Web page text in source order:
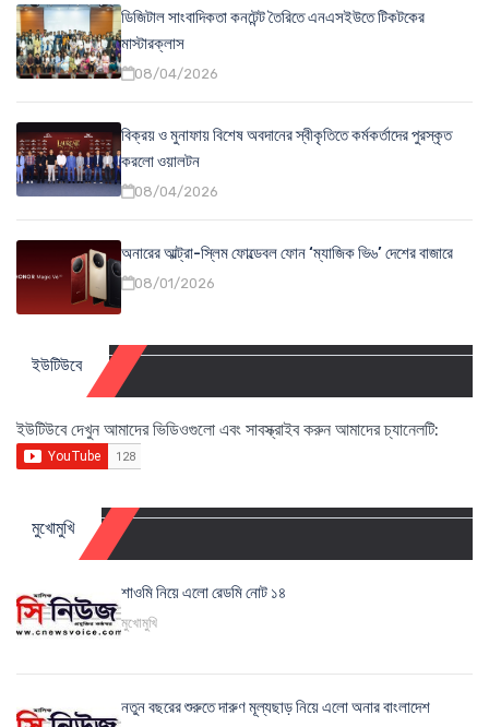
ডিজিটাল সাংবাদিকতা কনটেন্ট তৈরিতে এনএসইউতে টিকটকের
মাস্টারক্লাস
08/04/2026
বিক্রয় ও মুনাফায় বিশেষ অবদানের স্বীকৃতিতে কর্মকর্তাদের পুরস্কৃত
করলো ওয়ালটন
08/04/2026
অনারের আল্ট্রা-স্লিম ফোল্ডেবল ফোন ‘ম্যাজিক ভি৬’ দেশের বাজারে
08/01/2026
ইউটিউবে
ইউটিউবে দেখুন আমাদের ভিডিওগুলো এবং সাবস্ক্রাইব করুন আমাদের চ্যানেলটি:
মুখোমুখি
শাওমি নিয়ে এলো রেডমি নোট ১৪
মুখোমুখি
নতুন বছরের শুরুতে দারুণ মূল্যছাড় নিয়ে এলো অনার বাংলাদেশ